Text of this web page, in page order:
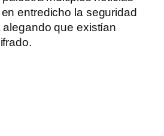
entredicho la seguridad
que existían